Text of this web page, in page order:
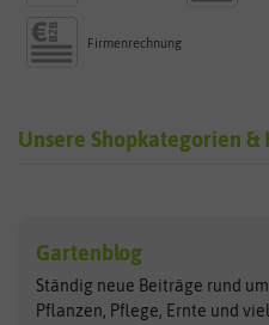
Firmenrechnung
Unsere Shopkategorien &
Exotische Samen
Gemüsesamen
Gründünger
Arche Noah
ASB Greenworld
Gartenblog
Ständig neue Beiträge rund um
Pflanzen, Pflege, Ernte und